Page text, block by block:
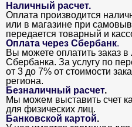
Наличный расчет.
Оплата производится
или в магазине при
передается товарный и
Оплата через Сбербанк.
Вы можете оплатить заказ
Сбербанка. За услугу по
от 3 до 7% от стоимости
региона.
Безналичный расчет.
Мы можем выставить счет
для физических лиц.
Банковской картой.